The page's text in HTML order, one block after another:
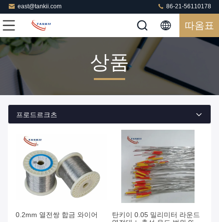
east@tankii.com 86-21-56110178
따옴표
상품
프로드르크츠
0.2mm 열전쌍 합금 와이어
탄키이 0.05 밀리미터 라운드